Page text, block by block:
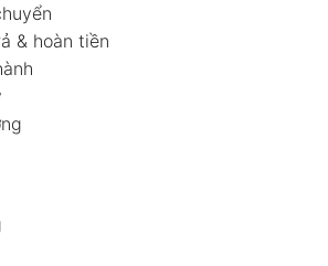
& hoàn tiền